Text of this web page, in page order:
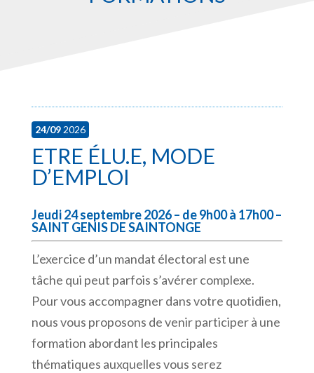
24/092026
ETRE ÉLU.E, MODE
D’EMPLOI
Jeudi 24 septembre 2026 – de 9h00 à 17h00 –
SAINT GENIS DE SAINTONGE
L’exercice d’un mandat électoral est une
tâche qui peut parfois s’avérer complexe.
Pour vous accompagner dans votre quotidien,
nous vous proposons de venir participer à une
formation abordant les principales
thématiques auxquelles vous serez